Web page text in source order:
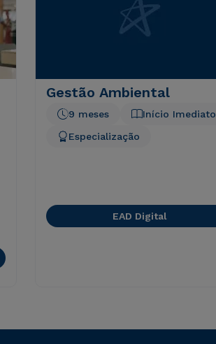
Gestão Ambiental
Início Imediato
9 meses
Especialização
EAD Digital